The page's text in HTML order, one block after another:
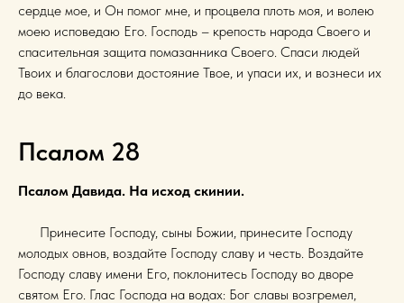
сердце мое, и Он помог мне, и процвела плоть моя, и волею
моею исповедаю Его. Господь – крепость народа Своего и
спасительная защита помазанника Своего. Спаси людей
Твоих и благослови достояние Твое, и упаси их, и вознеси их
до века.
Псалом 28
Псалом Давида. На исход скинии.
Принесите Господу, сыны Божии, принесите Господу
молодых овнов, воздайте Господу славу и честь. Воздайте
Господу славу имени Его, поклонитесь Господу во дворе
святом Его. Глас Господа на водах: Бог славы возгремел,